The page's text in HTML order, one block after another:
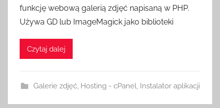
funkcję webową galerią zdjęć napisaną w PHP.
Używa GD lub ImageMagick jako biblioteki
Czytaj dalej
Galerie zdjęć, Hosting - cPanel, Instalator aplikacji